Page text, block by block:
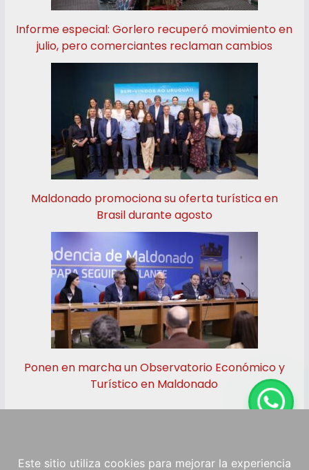
Informe especial: Gorlero recuperó movimiento en
julio, pero comerciantes reclaman cambios
Maldonado promociona su oferta turística en
Brasil durante agosto
Ponen en marcha un Observatorio Económico y
Turístico en Maldonado